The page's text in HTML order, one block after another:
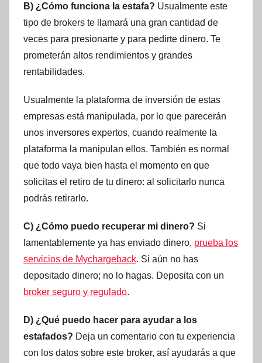
B) ¿Cómo funciona la estafa? Usualmente este
tipo de brokers te llamará una gran cantidad de
veces para presionarte y para pedirte dinero. Te
prometerán altos rendimientos y grandes
rentabilidades.
Usualmente la plataforma de inversión de estas
empresas está manipulada, por lo que parecerán
unos inversores expertos, cuando realmente la
plataforma la manipulan ellos. También es normal
que todo vaya bien hasta el momento en que
solicitas el retiro de tu dinero: al solicitarlo nunca
podrás retirarlo.
C) ¿Cómo puedo recuperar mi dinero? Si
lamentablemente ya has enviado dinero, prueba los
servicios de Mychargeback. Si aún no has
depositado dinero; no lo hagas. Deposita con un
broker seguro y regulado.
D) ¿Qué puedo hacer para ayudar a los
estafados? Deja un comentario con tu experiencia
con los datos sobre este broker, así ayudarás a que